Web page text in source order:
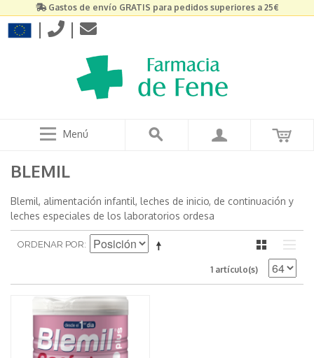
Gastos de envío GRATIS para pedidos superiores a 25€
| |
Menú
BLEMIL
Blemil, alimentación infantil, leches de inicio, de continuación y
leches especiales de los laboratorios ordesa
ORDENAR POR
1 artículo(s)